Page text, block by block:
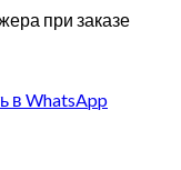
при заказе
в WhatsApp